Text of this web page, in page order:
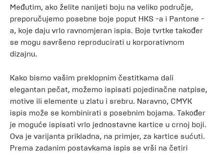
Međutim, ako želite nanijeti boju na veliko područje,
preporučujemo posebne boje poput HKS -a i Pantone -
a, koje daju vrlo ravnomjeran ispis. Boje tvrtke također
se mogu savršeno reproducirati u korporativnom
dizajnu.
Kako bismo vašim preklopnim čestitkama dali
elegantan pečat, možemo ispisati pojedinačne natpise,
motive ili elemente u zlatu i srebru. Naravno, CMYK
ispis može se kombinirati s posebnim bojama. Također
je moguće ispisati vrlo jednostavne kartice u crnoj boji.
Ova je varijanta prikladna, na primjer, za kartice sućuti.
Prema zadanim postavkama ispis se vrši na četiri